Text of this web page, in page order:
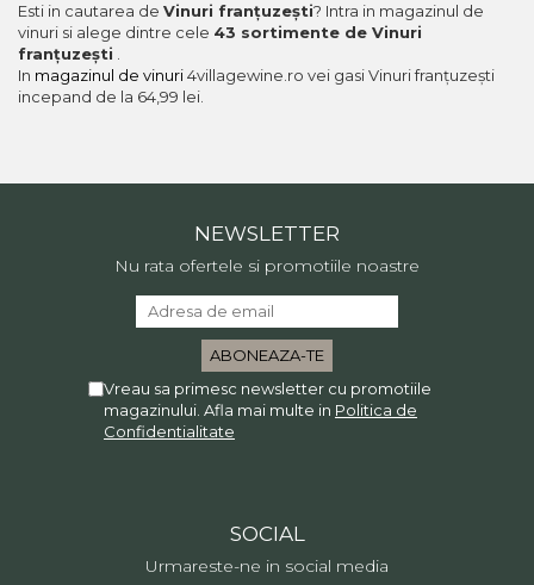
Esti in cautarea de Vinuri franțuzești? Intra in magazinul de
vinuri si alege dintre cele 43 sortimente de Vinuri
franțuzești
In magazinul de vinuri4villagewine.ro vei gasi Vinuri franțuzești
incepand de la 64,99 lei.
NEWSLETTER
Nu rata ofertele si promotiile noastre
Vreau sa primesc newsletter cu promotiile
magazinului. Afla mai multe in Politica de
Confidentialitate
SOCIAL
Urmareste-ne in social media